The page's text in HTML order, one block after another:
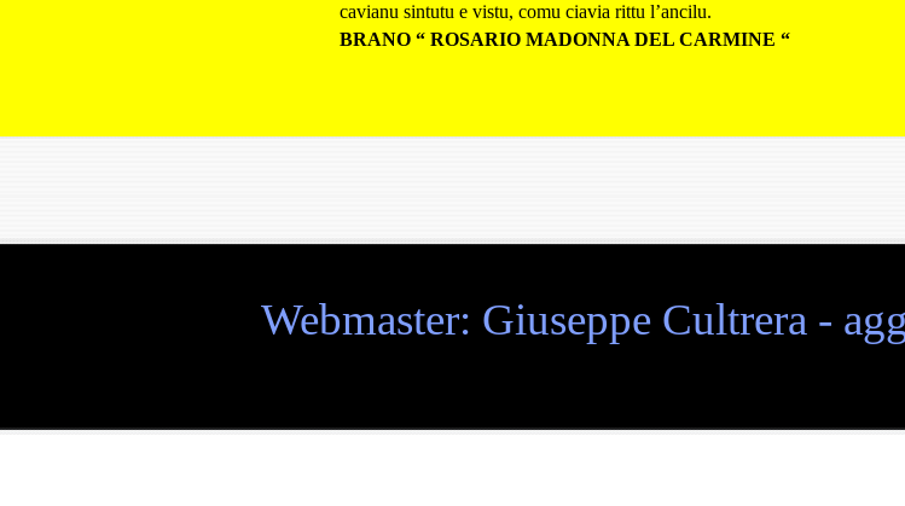
cavianu sintutu e vistu, comu ciavia rittu l’ancilu.
BRANO “ ROSARIO MADONNA DEL CARMINE “
Webmaster: Giuseppe Cultrera -